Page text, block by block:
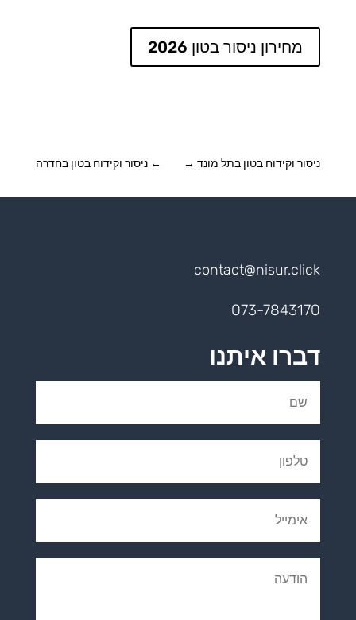
מחירון ניסור בטון 2026
←ניסור וקידוח בטון בחדרה ניסור וקידוח בטון בתל מונד→
contact@nisur.click
073-7843170
דברו איתנו